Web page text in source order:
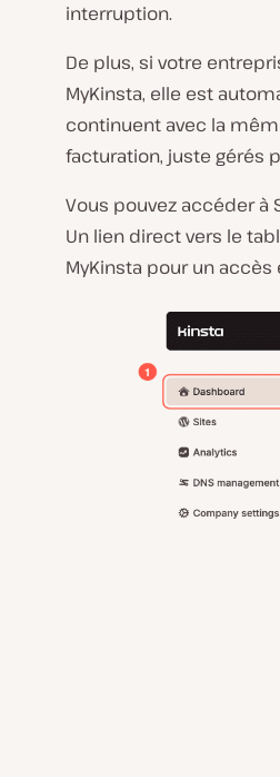
interruption.
De plus, si votre
MyKinsta, elle est
continuent avec la
facturation, juste gérés
Vous pouvez accéder à
Un lien direct vers le
MyKinsta pour un accès